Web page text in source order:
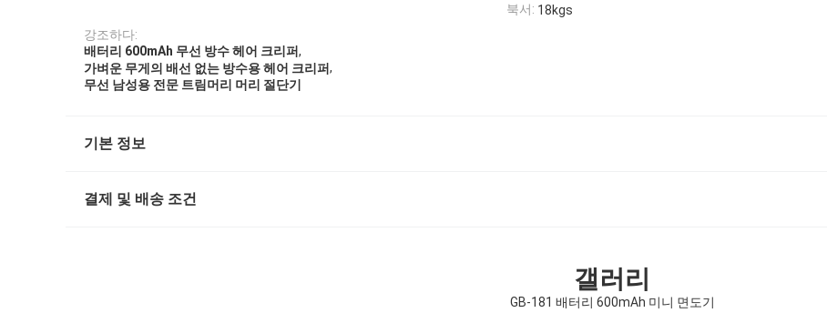
북서: 18kgs
강조하다:
배터리 600mAh 무선 방수 헤어 크리퍼,
가벼운 무게의 배선 없는 방수용 헤어 크리퍼,
무선 남성용 전문 트림머리 머리 절단기
기본 정보
결제 및 배송 조건
갤러리
GB-181 배터리 600mAh 미니 면도기